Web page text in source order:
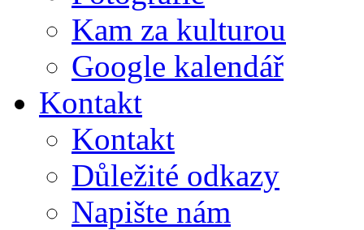
Kam za kulturou
Google kalendář
Kontakt
Kontakt
Důležité odkazy
Napište nám